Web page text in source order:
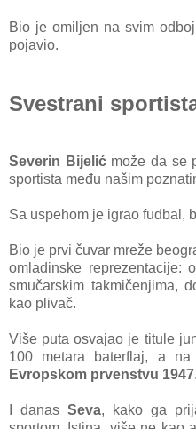
Bio je omiljen na svim
pojavio.
Svestrani
Severin Bijelićmože da se
sportista među našim
Sa uspehom je igrao fudbal,
Bio je prvi čuvar mreže
omladinske reprezentacije:
smučarskim takmičenjima,
kao plivač.
Više puta osvajao je titule
100 metara baterflaj, a
Evropskom prvenstvu 1947
I danas Seva, kako ga